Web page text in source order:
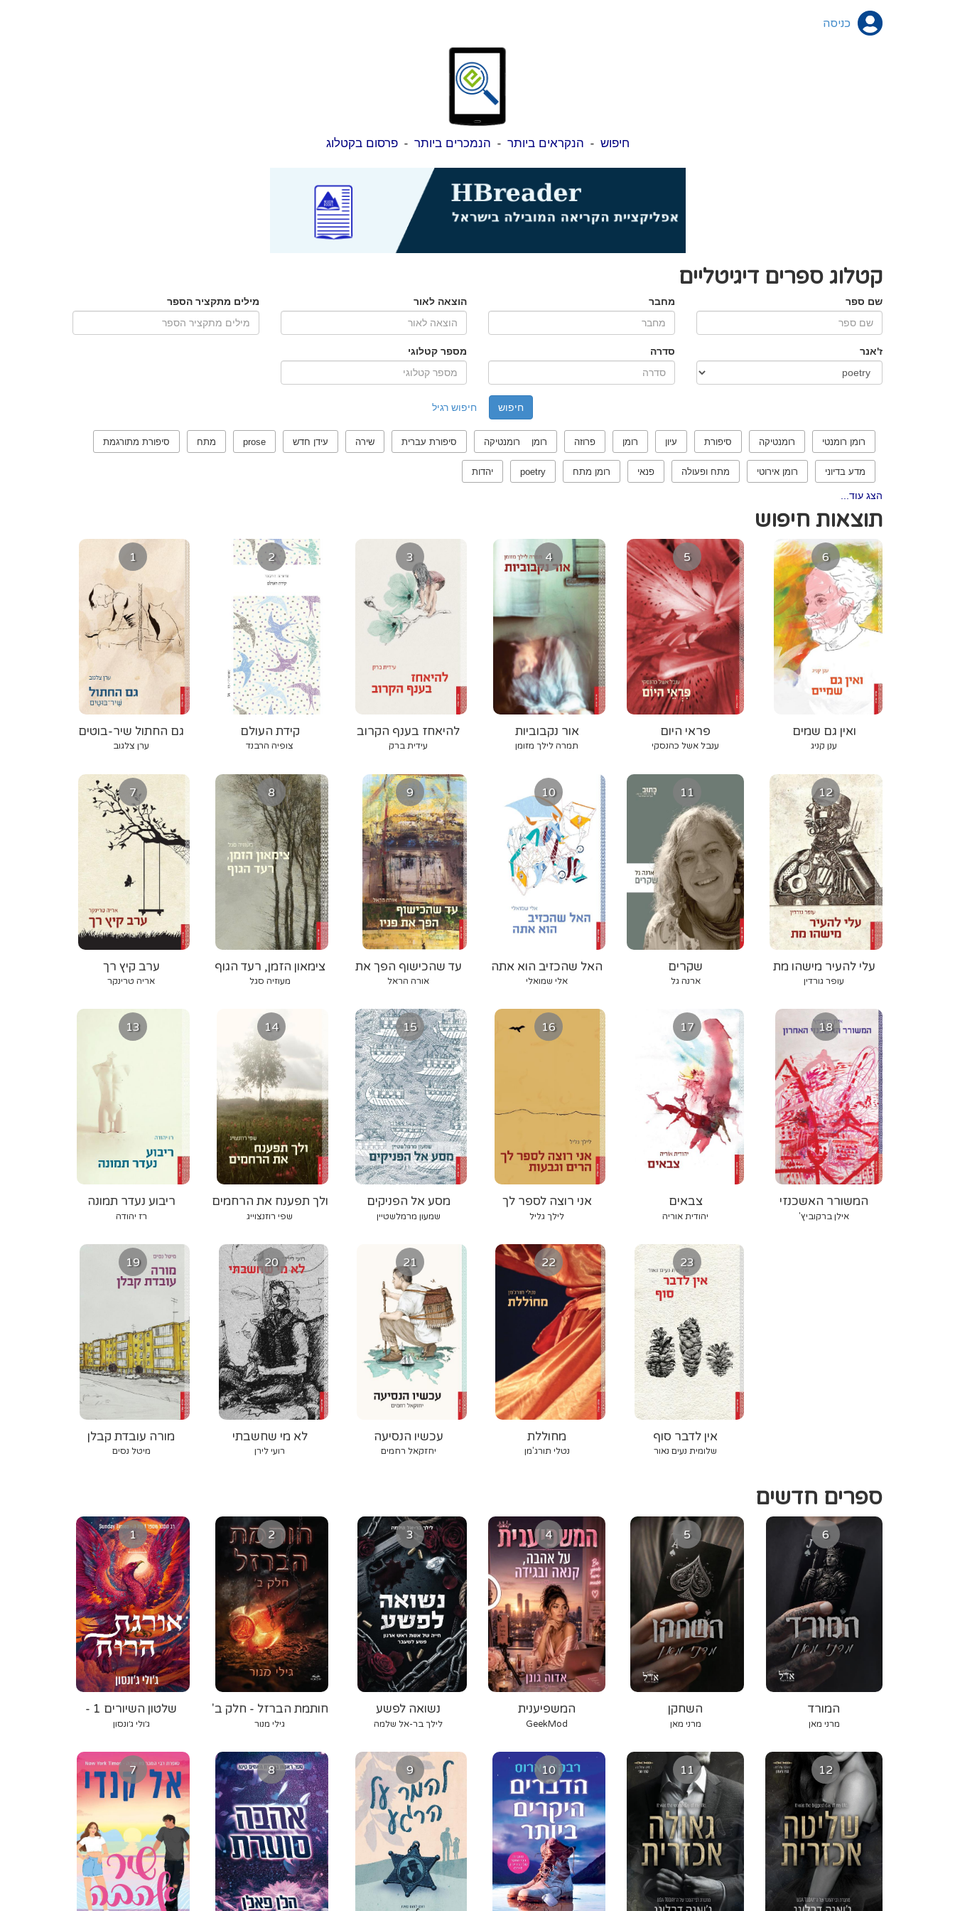
כניסה
חיפוש - הנקראים ביותר - הנמכרים ביותר -פרסום בקטלוג
קטלוג ספרים דיגיטליים
שם ספר מחבר הוצאה לאור מילים מתקציר הספר
ז'אנר סדרה מספר קטלוגי
חיפוש רגיל
רומן רומנטי רומנטיקה סיפורת עיון רומן פרוזה רומן רומנטיקה סיפורת עברית שירה עידן חדש prose מתח סיפורת מתורגמת
מדע בדיוני רומן אירוטי מתח ופעולה פנאי רומן מתח poetry יהדות
הצג עוד...
תוצאות חיפוש
1
גם החתול שיר-בוטים
ערן צלגוב
2
קידת העולם
צופיה הרבנד
3
להיאחז בענף הקרוב
עידית ברק
4
אור נקבוביות
תמרה לילך מזומן
5
פראי היום
ענבל אשל כהנסקי
6
ואין גם שמים
ענן קניג
7
ערב קיץ רך
אריה טרינקר
8
צימאון הזמן, רעד הגוף
מעוזיה סגל
9
עד שהכישוף הפך את
פניו
אורה הראל
10
האל שהכזיב הוא אתה
אלי שמואלי
11
שקרים
ארנה גל
12
עלי להעיר מישהו מת
עופר גורדין
13
ריבוע נעדר תמונה
רז יהודה
14
ולך תפענח את הרחמים
שפי רוזנצוייג
15
מסע אל הפניקים
שמעון מרמלשטיין
16
אני רוצה לספר לך
הרים וגבעות
לילך גליל
17
צבאים
יהודית אוריה
18
המשורר האשכנזי
האחרון
אילן ברקוביץ'
19
מורה עובדת קבלן
מיטל נסים
20
לא מי שחשבתי
רועי לירן
21
עכשיו הנסיעה
יחזקאל רחמים
22
מחוללת
נטלי תורג'מן
23
אין לדבר סוף
שלומית נעים נאור
ספרים חדשים
1
שלטון השיורים 1 -
אורגת הרוח
ג׳ולי ג׳ונסון
2
חותמת הברזל - חלק ב'
גילי מנור
3
נשואה לפשע
לילך בר-אל שלמה
4
המשפיענית
GeekMod
5
השחקן
מרני מאן
6
המורד
מרני מאן
7 8 9 10 11 12